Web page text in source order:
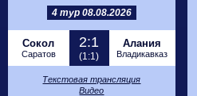
4 тур 08.08.2026
Сокол
Саратов
2:1
(1:1)
Алания
Владикавказ
Текстовая трансляция
Видео